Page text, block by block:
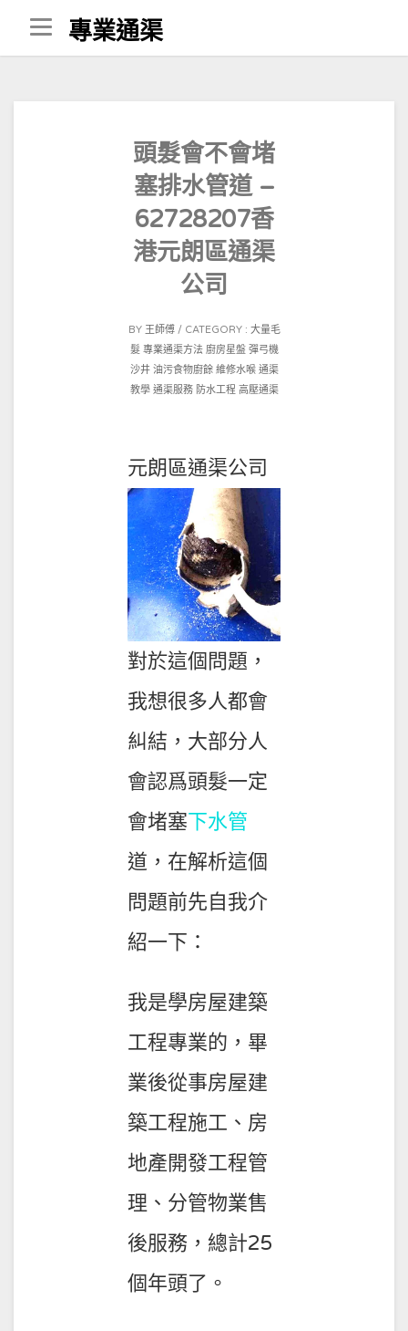
Skip
to
專業通渠
頭髮會不會堵
塞排水管道 –
62728207香
港元朗區通渠
公司
BY 王師傅
POSTED
ON
2021-
10-
CATEGORY : 大量毛
髮 專業通渠方法 廚房星盤 彈弓機
沙井 油污食物廚餘 維修水喉 通渠
教學 通渠服務 防水工程 高壓通渠
元朗區通渠公司
對於這個問題，
我想很多人都會
糾結，大部分人
會認爲頭髮一定
會堵塞下水管
道，在解析這個
問題前先自我介
紹一下：
我是學房屋建築
工程專業的，畢
業後從事房屋建
築工程施工、房
地產開發工程管
理、分管物業售
後服務，總計25
個年頭了。